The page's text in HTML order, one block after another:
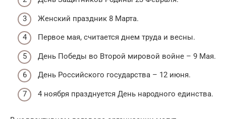
Женский праздник 8 Марта.
Первое мая, считается днем труда и весны.
День Победы во Второй мировой войне – 9 Мая.
День Российского государства – 12 июня.
4 ноября празднуется День народного единства.